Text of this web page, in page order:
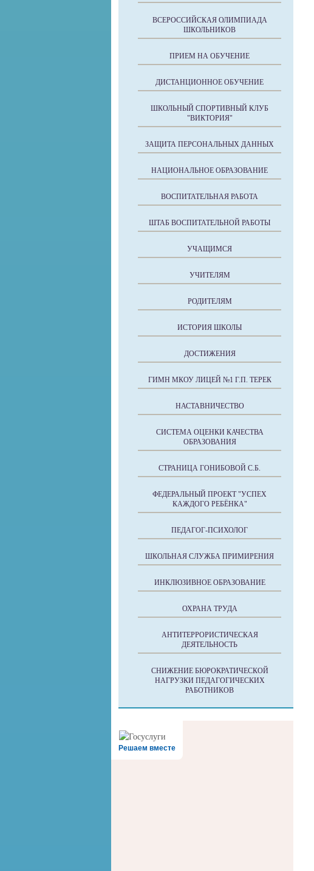
ВСЕРОССИЙСКАЯ ОЛИМПИАДА
ШКОЛЬНИКОВ
ПРИЕМ НА ОБУЧЕНИЕ
ДИСТАНЦИОННОЕ ОБУЧЕНИЕ
ШКОЛЬНЫЙ СПОРТИВНЫЙ КЛУБ
"ВИКТОРИЯ"
ЗАЩИТА ПЕРСОНАЛЬНЫХ ДАННЫХ
НАЦИОНАЛЬНОЕ ОБРАЗОВАНИЕ
ВОСПИТАТЕЛЬНАЯ РАБОТА
ШТАБ ВОСПИТАТЕЛЬНОЙ РАБОТЫ
УЧАЩИМСЯ
УЧИТЕЛЯМ
РОДИТЕЛЯМ
ИСТОРИЯ ШКОЛЫ
ДОСТИЖЕНИЯ
ГИМН МКОУ ЛИЦЕЙ №1 Г.П. ТЕРЕК
НАСТАВНИЧЕСТВО
СИСТЕМА ОЦЕНКИ КАЧЕСТВА
ОБРАЗОВАНИЯ
СТРАНИЦА ГОНИБОВОЙ С.Б.
ФЕДЕРАЛЬНЫЙ ПРОЕКТ "УСПЕХ
КАЖДОГО РЕБЁНКА"
ПЕДАГОГ-ПСИХОЛОГ
ШКОЛЬНАЯ СЛУЖБА ПРИМИРЕНИЯ
ИНКЛЮЗИВНОЕ ОБРАЗОВАНИЕ
ОХРАНА ТРУДА
АНТИТЕРРОРИСТИЧЕСКАЯ
ДЕЯТЕЛЬНОСТЬ
СНИЖЕНИЕ БЮРОКРАТИЧЕСКОЙ
НАГРУЗКИ ПЕДАГОГИЧЕСКИХ
РАБОТНИКОВ
Решаем вместе